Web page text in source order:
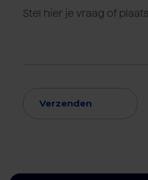
Verzenden